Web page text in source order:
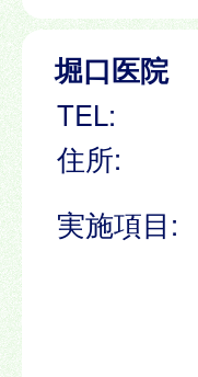
堀口医院
TEL:
住所:
実施項目: